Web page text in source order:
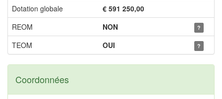
Dotation globale
€ 591 250,00
REOM
NON ?
TEOM OUI ?
Coordonnées